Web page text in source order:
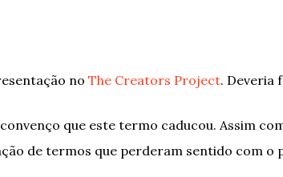
noThe Creators Project. Deveria
que este termo caducou. Assim
de termos que perderam sentido com o